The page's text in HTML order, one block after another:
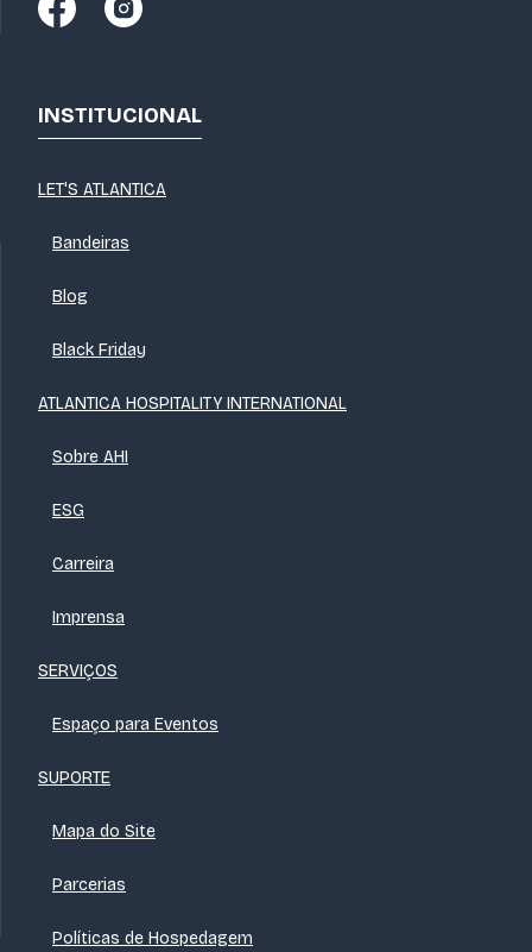
INSTITUCIONAL
LET'S ATLANTICA
Bandeiras
Blog
Black Friday
ATLANTICA HOSPITALITY INTERNATIONAL
Sobre AHI
ESG
Carreira
Imprensa
SERVIÇOS
Espaço para Eventos
SUPORTE
Mapa do Site
Parcerias
Políticas de Hospedagem